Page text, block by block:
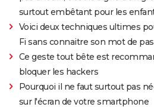
surtout embêtant pour les
Voici deux techniques ultimes
Fi sans connaitre son mot de
Ce geste tout bête est
bloquer les hackers
Pourquoi il ne faut surtout pas
sur l'écran de votre smartphone